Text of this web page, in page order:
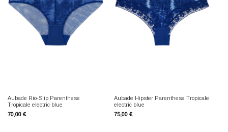
Aubade Rio-Slip Parenthese
Tropicale electric blue
70,00 €
Aubade Hipster Parenthese Tropicale
electric blue
75,00 €